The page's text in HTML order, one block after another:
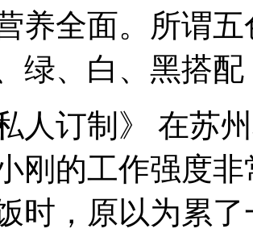
养全面。所谓
绿、白、黑搭
订制》 在苏州
刚的工作强度
时，原以为累